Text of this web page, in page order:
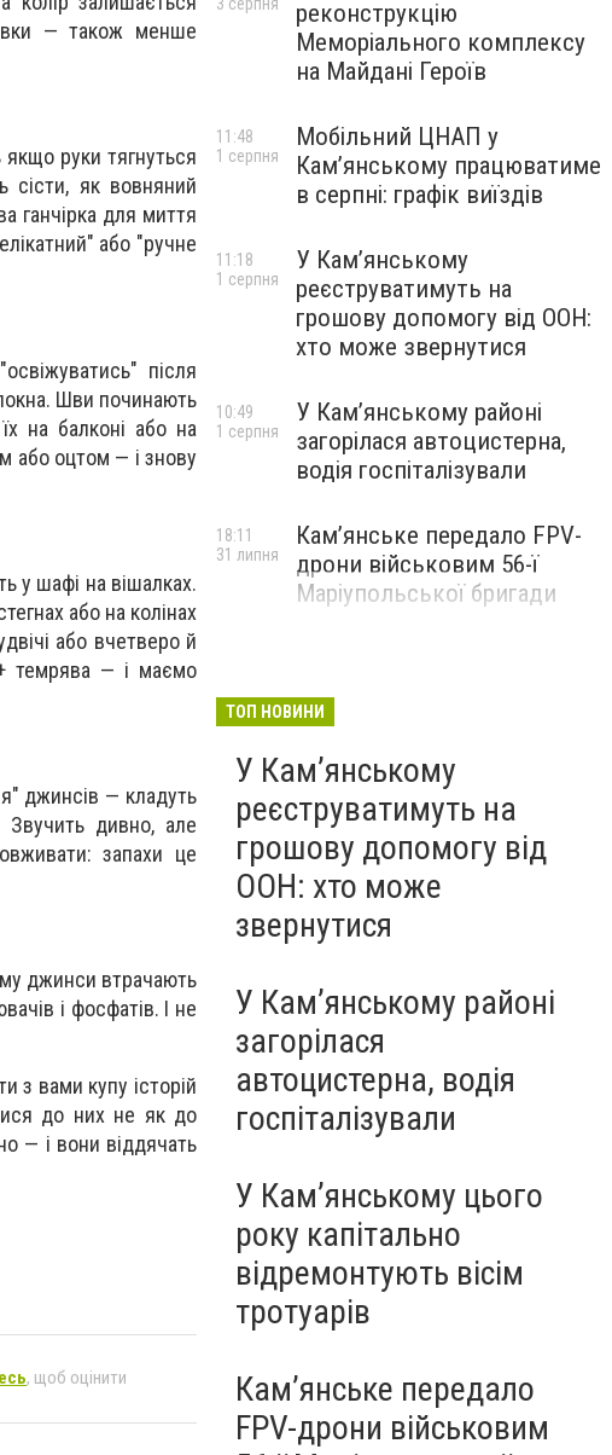
— також менше
руки тягнуться
сісти, як вовняний
ганчірка для миття
або "ручне
після
Шви починають
на балконі або на
або оцтом — і знову
у шафі на вішалках.
або на колінах
або вчетверо й
темрява — і маємо
джинсів — кладуть
Звучить дивно, але
запахи це
джинси втрачають
і фосфатів. І не
вами купу історій
до них не як до
— і вони віддячать
, щоб оцінити
реконструкцію
Меморіального комплексу
на Майдані Героїв
Мобільний ЦНАП у
Кам’янському працюватиме
в серпні: графік виїздів
11:48
1 серпня
У Кам’янському
реєструватимуть на
грошову допомогу від ООН:
хто може звернутися
11:18
1 серпня
У Кам’янському районі
загорілася автоцистерна,
водія госпіталізували
10:49
1 серпня
Кам’янське передало FPV-
дрони військовим 56-ї
Маріупольської бригади
18:11
31 липня
ТОП НОВИНИ
У Кам’янському
реєструватимуть на
грошову допомогу від
ООН: хто може
звернутися
У Кам’янському районі
загорілася
автоцистерна, водія
госпіталізували
У Кам’янському цього
року капітально
відремонтують вісім
тротуарів
Кам’янське передало
FPV-дрони військовим